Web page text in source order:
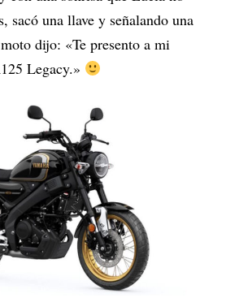
sacó una llave y señalando una
dijo: «Te presento a mi
Legacy.»